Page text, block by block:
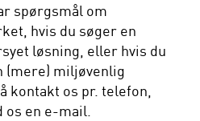
spørgsmål om
hvis du søger en
løsning, eller hvis du
(mere) miljøvenlig
kontakt os pr. telefon,
os en e-mail.